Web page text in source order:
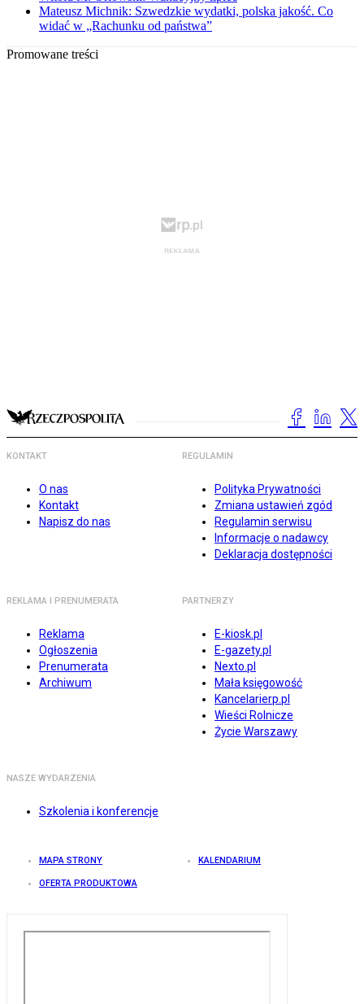
Mateusz Michnik: Szwedzkie wydatki, polska jakość. Co
widać w „Rachunku od państwa”
Promowane treści
KONTAKT
O nas
Kontakt
Napisz do nas
REGULAMIN
Polityka Prywatności
Zmiana ustawień zgód
Regulamin serwisu
Informacje o nadawcy
Deklaracja dostępności
REKLAMA I PRENUMERATA
Reklama
Ogłoszenia
Prenumerata
Archiwum
PARTNERZY
E-kiosk.pl
E-gazety.pl
Nexto.pl
Mała księgowość
Kancelarierp.pl
Wieści Rolnicze
Życie Warszawy
NASZE WYDARZENIA
Szkolenia i konferencje
MAPA STRONY KALENDARIUM
OFERTA PRODUKTOWA